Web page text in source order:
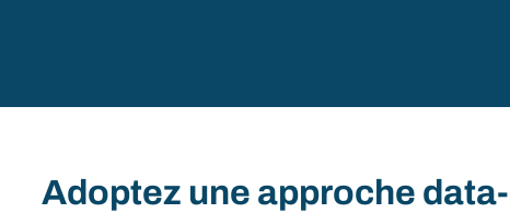
Adoptez une approche